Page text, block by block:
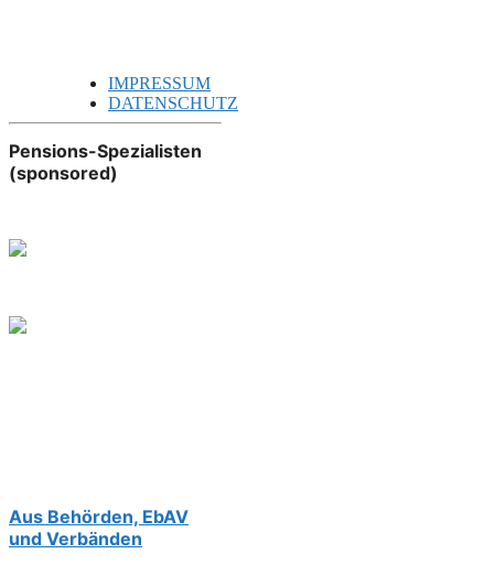
IMPRESSUM
DATENSCHUTZ
Pensions-Spezialisten
(sponsored)
Aus Behörden, EbAV
und Verbänden